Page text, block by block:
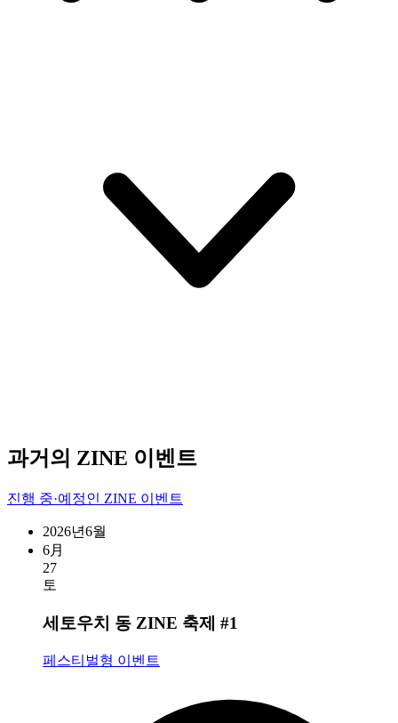
과거의 ZINE 이벤트
진행 중·예정인 ZINE 이벤트
2026년6월
6月
27
토
세토우치 동 ZINE 축제 #1
페스티벌형 이벤트